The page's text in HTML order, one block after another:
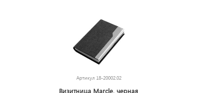
Артикул 18-20002.02
Визитница Marcle, черная